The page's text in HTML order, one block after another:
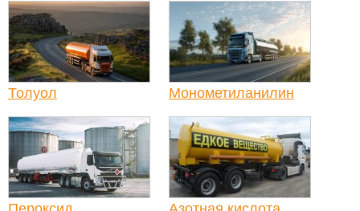
Толуол Монометиланилин